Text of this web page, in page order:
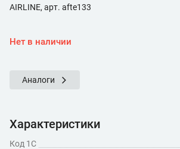
AIRLINE, арт. afte133
Нет в наличии
Аналоги
Характеристики
Код 1С